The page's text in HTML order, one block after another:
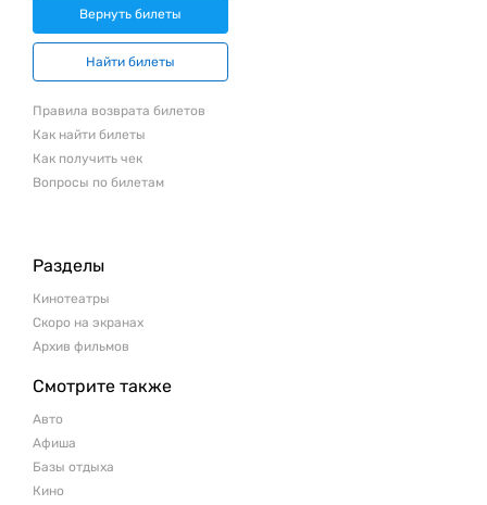
Вернуть билеты
Найти билеты
Правила возврата билетов
Как найти билеты
Как получить чек
Вопросы по билетам
Разделы
Кинотеатры
Скоро на экранах
Архив фильмов
Смотрите также
Авто
Афиша
Базы отдыха
Кино